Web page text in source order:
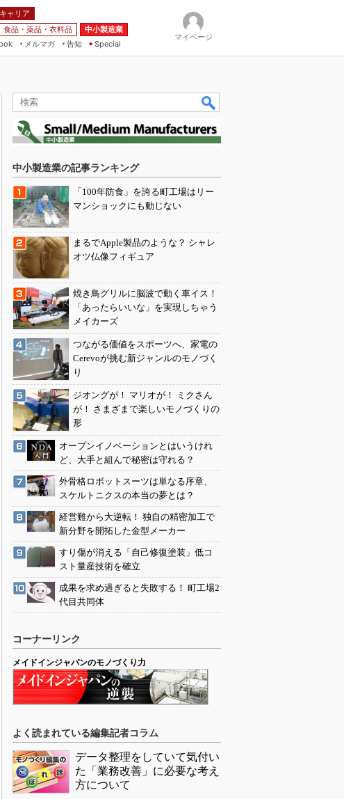
キャリア
食品・薬品・衣料品
中小製造業
メルマガ
告知 Special
マイページ
中小製造業の記事ランキング
「100年防食」を誇る町工場はリー
マンショックにも動じない
まるでApple製品のような？ シャレ
オツ仏像フィギュア
焼き鳥グリルに脳波で動く車イス！
「あったらいいな」を実現しちゃう
メイカーズ
つながる価値をスポーツへ、家電の
Cerevoが挑む新ジャンルのモノづく
り
ジオングが！ マリオが！ ミクさん
が！ さまざまで楽しいモノづくりの
形
オープンイノベーションとはいうけれ
ど、大手と組んで秘密は守れる？
外骨格ロボットスーツは単なる序章、
スケルトニクスの本当の夢とは？
経営難から大逆転！ 独自の精密加工で
新分野を開拓した金型メーカー
すり傷が消える「自己修復塗装」低コ
スト量産技術を確立
成果を求め過ぎると失敗する！ 町工場2
代目共同体
コーナーリンク
メイドインジャパンのモノづくり力
よく読まれている編集記者コラム
データ整理をしていて気付い
た「業務改善」に必要な考え
方について